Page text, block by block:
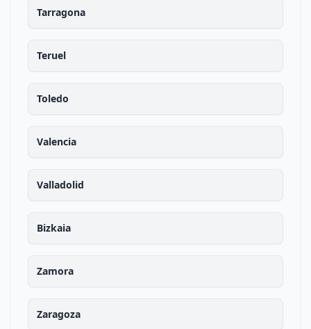
Tarragona
Teruel
Toledo
Valencia
Valladolid
Bizkaia
Zamora
Zaragoza